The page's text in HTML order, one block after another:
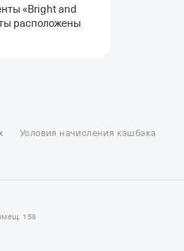
«Bright and
расположены
Отель Гринвуд Отель
Условия начисления кэшбэка
158